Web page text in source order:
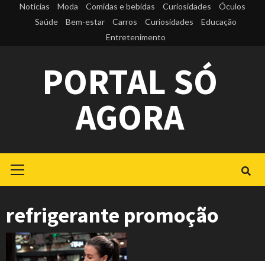
Notícias Moda Comidas e bebidas Curiosidades
Óculos
Saúde
Bem-estar Carros Curiosidades
Educação
Entretenimento
PORTAL SÓ
AGORA
Menu
refrigerante promoção